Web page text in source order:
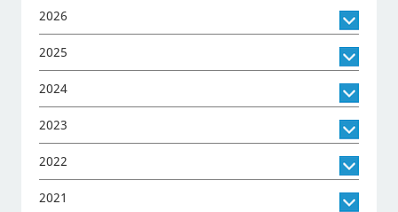
2026
2025
2024
2023
2022
2021